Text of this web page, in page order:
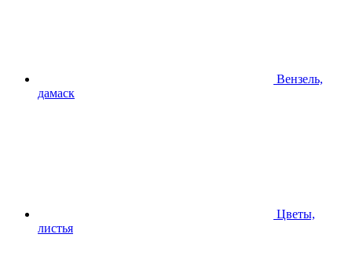
Вензель,
дамаск
Цветы,
листья